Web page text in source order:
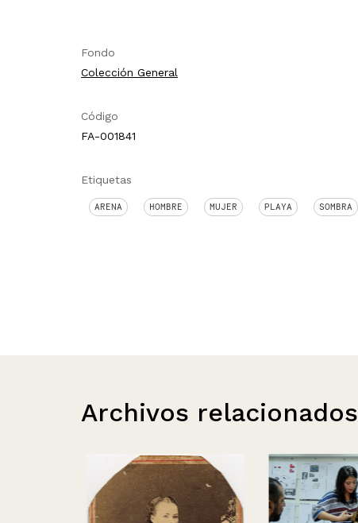
Fondo
Colección General
Código
FA-001841
Etiquetas
ARENA HOMBRE MUJER PLAYA SOMBRA
Archivos relacionados